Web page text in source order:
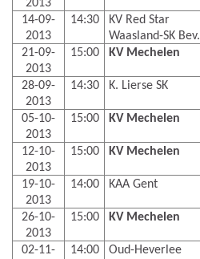
2013
14-09-
2013
14:30
KV Red Star
Waasland-SK Bev.
21-09-
2013
15:00 KV Mechelen
28-09-
2013
14:30 K. Lierse SK
05-10-
2013
15:00 KV Mechelen
12-10-
2013
15:00 KV Mechelen
19-10-
2013
14:00 KAA Gent
26-10-
2013
15:00 KV Mechelen
02-11-
14:00
Oud-Heverlee